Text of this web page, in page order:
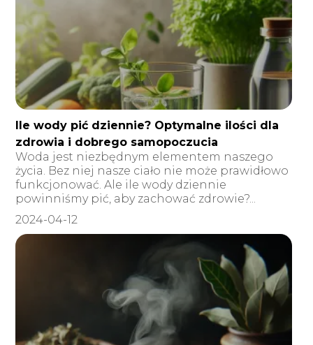
Ile wody pić dziennie? Optymalne ilości dla
zdrowia i dobrego samopoczucia
Woda jest niezbędnym elementem naszego
życia. Bez niej nasze ciało nie może prawidłowo
funkcjonować. Ale ile wody dziennie
powinniśmy pić, aby zachować zdrowie?...
2024-04-12